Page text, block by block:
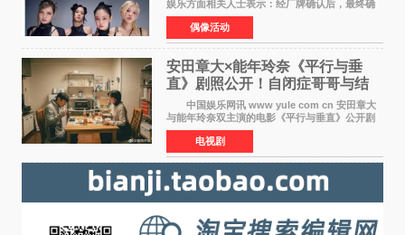
娱乐方面相关人士表示：经厂牌确认后，最终确
定4名成员均将出席。YG方面最终确认了智秀、
JENNIE、ROS&Eacute;、LISA四位
BLACKPINK成员全员出席，使组
偶像活动
安田章大×能年玲奈《平行与垂
直》剧照公开！自闭症哥哥与结
婚前夕妹妹直面未来
中国娱乐网讯 www yule com cn 安田章大
与能年玲奈双主演的电影《平行与垂直》公开剧
照，该片将于8月28日上映。 本片围绕患有自
闭症谱系障碍的哥哥大贵（安田章大 饰）与即将
结婚的妹妹
电视剧